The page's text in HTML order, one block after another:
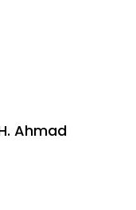
Ahmad